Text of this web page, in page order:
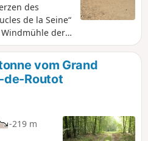
des
de la Seine“
der
einen
dem
und
Staatswald von
Ausblicken
auf die Abtei
in diesem
vom Grand
de-Routot
-219 m